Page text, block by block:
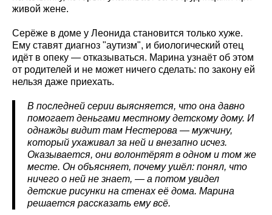
живой жене.
Серёже в доме у Леонида становится только хуже.
Ему ставят диагноз "аутизм", и биологический отец
идёт в опеку — отказываться. Марина узнаёт об этом
от родителей и не может ничего сделать: по закону ей
нельзя даже приехать.
В последней серии выясняется, что она давно
помогает деньгами местному детскому дому. И
однажды видит там Нестерова — мужчину,
который ухаживал за ней и внезапно исчез.
Оказывается, они волонтёрят в одном и том же
месте. Он объясняет, почему ушёл: понял, что
ничего о ней не знает, — а потом увидел
детские рисунки на стенах её дома. Марина
решается рассказать ему всё.